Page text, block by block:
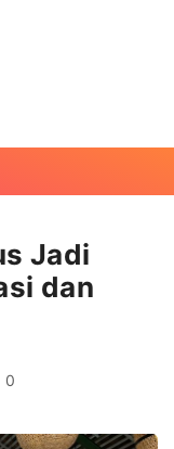
Jadi
dan
0